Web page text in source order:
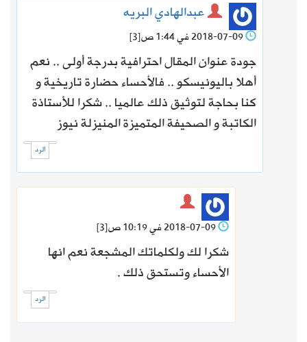
عبدالهادي البريه
[3]
جودة عنوان المقال احترافية بدرجة أولى .. نعم
أهلا باليونيسكو .. فالأحساء حضارة تاريخية و
كنا بحاجة لتوثيق ذلك عالميا .. شكرا للأستاذة
الكاتبة و الصحيفة المتميزة المنيزلة نيوز
الرد
[3]
شكرا لك ولكلماتك المشجعة نعم انها
الأحساء وتستحق ذلك .
الرد